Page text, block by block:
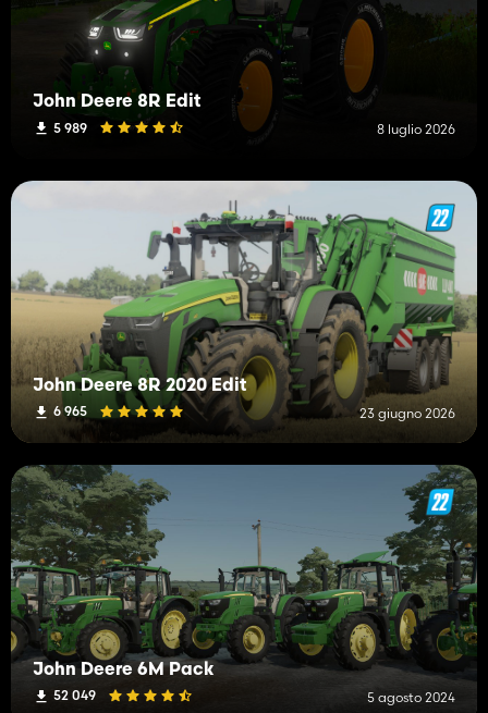
John Deere 8R Edit
5 989 8 luglio 2026
John Deere 8R 2020 Edit
6 965 23 giugno 2026
John Deere 6M Pack
52 049 5 agosto 2024